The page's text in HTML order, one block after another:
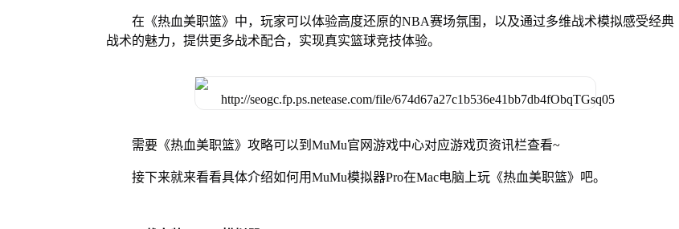
在《热血美职篮》中，玩家可以体验高度还原的NBA赛场氛围，以及通过多维战术模拟感受经典
战术的魅力，提供更多战术配合，实现真实篮球竞技体验。
需要《热血美职篮》攻略可以到MuMu官网游戏中心对应游戏页资讯栏查看~
接下来就来看看具体介绍如何用MuMu模拟器Pro在Mac电脑上玩《热血美职篮》吧。